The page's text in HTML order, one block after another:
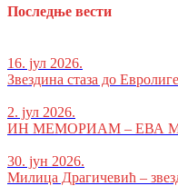
Последње вести
16. јул 2026.
Звездина стаза до
2. јул 2026.
ИН МЕМОРИАМ – ЕВА
30. јун 2026.
Милица Драгичевић –